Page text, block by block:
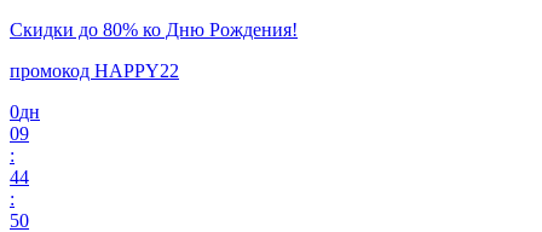
Скидки до 80% ко Дню Рождения!
промокод HAPPY22
0дн
09
:
44
:
50